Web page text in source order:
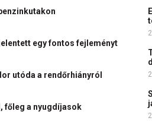
egy fontos fejleményt
utóda a rendőrhiányról
főleg a nyugdíjasok